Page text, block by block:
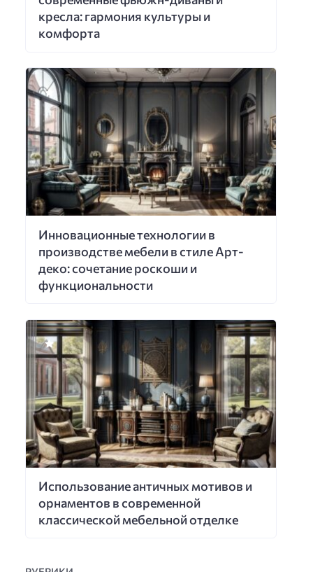
кресла: гармония культуры и
комфорта
Инновационные технологии в
производстве мебели в стиле Арт-
деко: сочетание роскоши и
функциональности
Использование античных мотивов и
орнаментов в современной
классической мебельной отделке